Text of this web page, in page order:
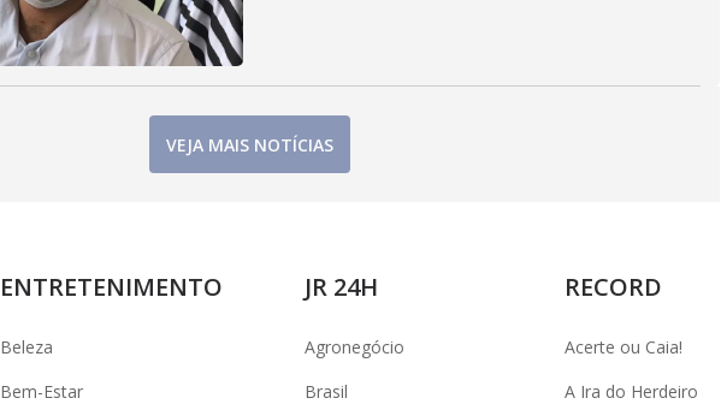
VEJA MAIS NOTÍCIAS
ENTRETENIMENTO
Beleza
Bem-Estar
JR 24H
Agronegócio
Brasil
RECORD
Acerte ou Caia!
A Ira do Herdeiro